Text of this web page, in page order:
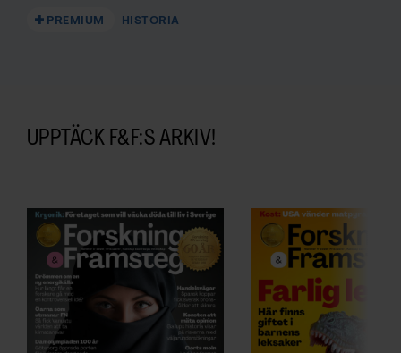
PREMIUM HISTORIA
UPPTÄCK F&F:S ARKIV!